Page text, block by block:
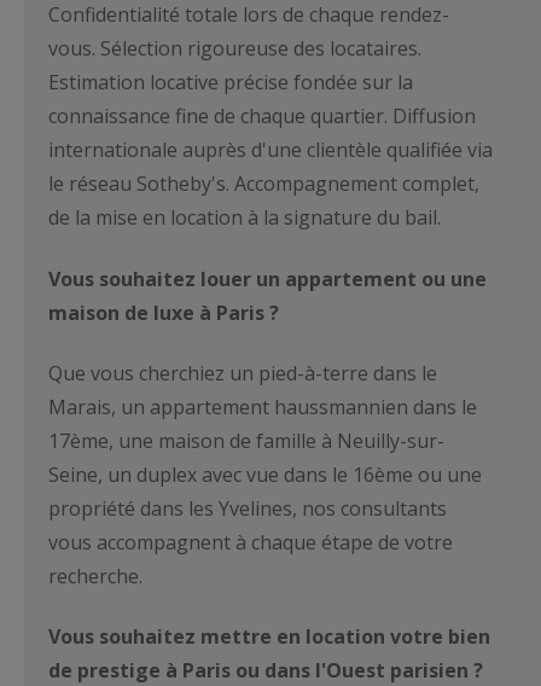
Confidentialité totale lors de chaque rendez-
vous. Sélection rigoureuse des locataires.
Estimation locative précise fondée sur la
connaissance fine de chaque quartier. Diffusion
internationale auprès d'une clientèle qualifiée via
le réseau Sotheby's. Accompagnement complet,
de la mise en location à la signature du bail.
Vous souhaitez louer un appartement ou une
maison de luxe à Paris ?
Que vous cherchiez un pied-à-terre dans le
Marais, un appartement haussmannien dans le
17ème, une maison de famille à Neuilly-sur-
Seine, un duplex avec vue dans le 16ème ou une
propriété dans les Yvelines, nos consultants
vous accompagnent à chaque étape de votre
recherche.
Vous souhaitez mettre en location votre bien
de prestige à Paris ou dans l'Ouest parisien ?